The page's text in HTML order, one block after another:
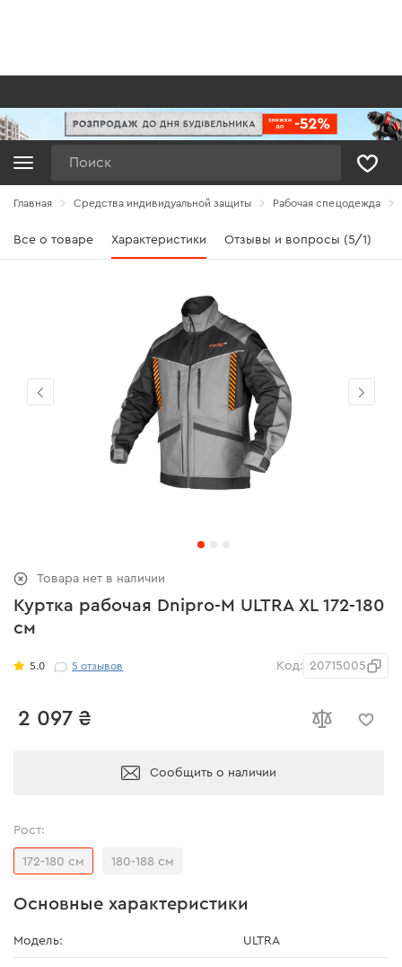
Главная Средства индивидуальной защиты Рабочая спецодежда
Все о товаре Характеристики Отзывы и вопросы (5/1)
Куртка рабочая Dnipro-M ULTRA XL 172-180
см
5.0 5отзывов Код: 20715005
2 097 ₴
Сообщить о наличии
Товара нет в наличии
Рост:
172-180 см 180-188 см
Основные характеристики
Модель: ULTRA